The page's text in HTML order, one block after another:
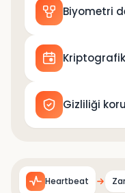
Biyometri
Gizliliği
Heartbeat